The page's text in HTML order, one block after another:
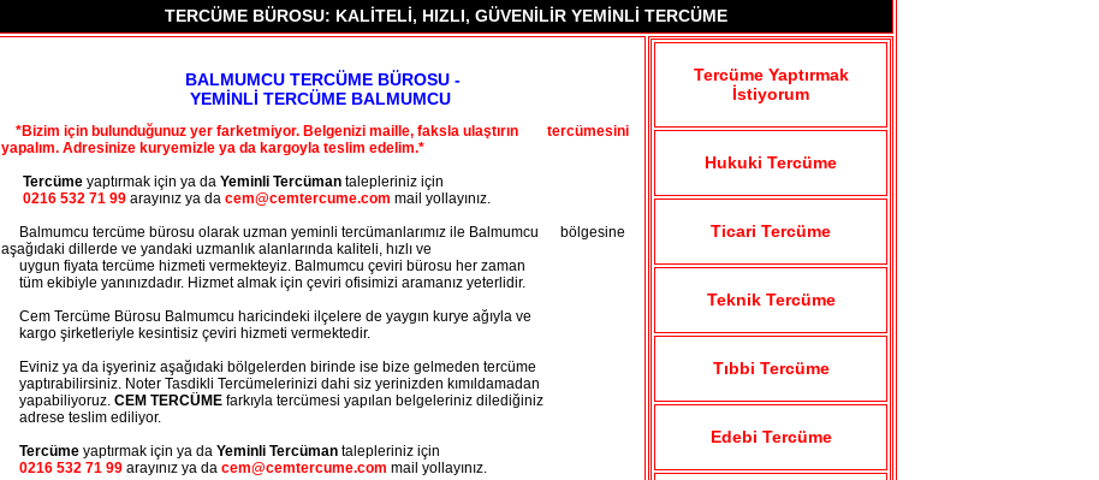
TERCÜME BÜROSU: KALİTELİ, HIZLI, GÜVENİLİR YEMİNLİ TERCÜME
BALMUMCU TERCÜME BÜROSU -
YEMİNLİ TERCÜME BALMUMCU
*Bizim için bulunduğunuz yer farketmiyor. Belgenizi maille, faksla ulaştırın tercümesini
yapalım. Adresinize kuryemizle ya da kargoyla teslim edelim.*
Tercüme yaptırmak için ya da Yeminli Tercüman talepleriniz için
0216 532 71 99 arayınız ya da cem@cemtercume.com mail yollayınız.
Balmumcu tercüme bürosu olarak uzman yeminli tercümanlarımız ile Balmumcu bölgesine
aşağıdaki dillerde ve yandaki uzmanlık alanlarında kaliteli, hızlı ve
uygun fiyata tercüme hizmeti vermekteyiz. Balmumcu çeviri bürosu her zaman
tüm ekibiyle yanınızdadır. Hizmet almak için çeviri ofisimizi aramanız yeterlidir.
Cem Tercüme Bürosu Balmumcu haricindeki ilçelere de yaygın kurye ağıyla ve
kargo şirketleriyle kesintisiz çeviri hizmeti vermektedir.
Eviniz ya da işyeriniz aşağıdaki bölgelerden birinde ise bize gelmeden tercüme
yaptırabilirsiniz. Noter Tasdikli Tercümelerinizi dahi siz yerinizden kımıldamadan
yapabiliyoruz. CEM TERCÜME farkıyla tercümesi yapılan belgeleriniz dilediğiniz
adrese teslim ediliyor.
Tercüme yaptırmak için ya da Yeminli Tercüman talepleriniz için
0216 532 71 99 arayınız ya da cem@cemtercume.com mail yollayınız.
Tercüme Yaptırmak
İstiyorum
Hukuki Tercüme
Ticari Tercüme
Teknik Tercüme
Tıbbi Tercüme
Edebi Tercüme